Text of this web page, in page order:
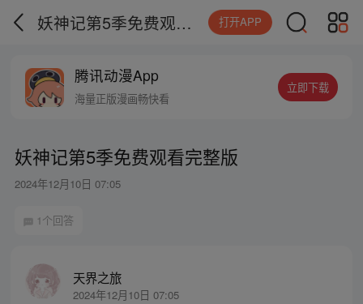
妖神记第5季免费观看完整版 打开APP
腾讯动漫App
海量正版漫画畅快看
立即下载
妖神记第5季免费观看完整版
2024年12月10日 07:05
1个回答
天界之旅
2024年12月10日 07:05